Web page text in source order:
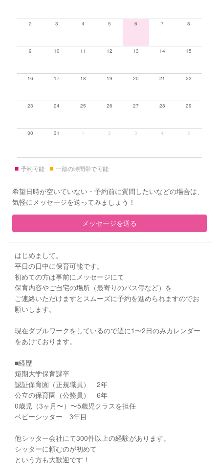
2 3 4 5 6 7 8
9 10 11 12 13 14 15
16 17 18 19 20 21 22
23 24 25 26 27 28 29
30 31 1 2 3 4 5
■ 予約可能 ■ 一部の時間帯で可能
希望日時が空いていない・予約前に質問したいなどの場合は、
気軽にメッセージを送ってみましょう！
メッセージを送る
はじめまして。
平日の日中に保育可能です。
初めての方は事前にメッセージにて
保育内容やご自宅の場所（最寄りのバス停など）を
ご連絡いただけますとスムーズに予約を進められますのでお
願いします。
現在ダブルワークをしているので週に1〜2日のみカレンダー
をあけております。
■経歴
短期大学保育課卒
認証保育園（正規職員） 2年
公立の保育園（公務員） 6年
0歳児（3ヶ月〜）〜5歳児クラスを担任
ベビーシッター 3年目
他シッター会社にて300件以上の経験があります。
シッターに頼むのが初めて
という方も大歓迎です！